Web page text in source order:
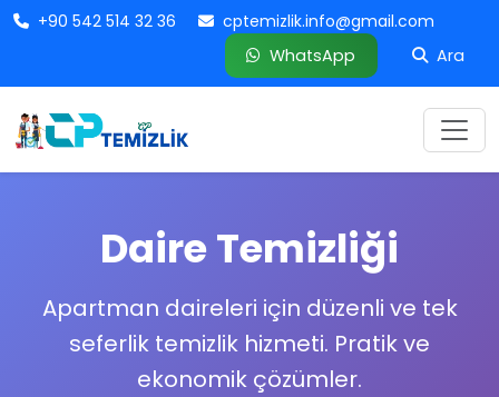
+90 542 514 32 36
cptemizlik.info@gmail.com
WhatsApp
Ara
Daire Temizliği
Apartman daireleri için düzenli ve tek
seferlik temizlik hizmeti. Pratik ve
ekonomik çözümler.